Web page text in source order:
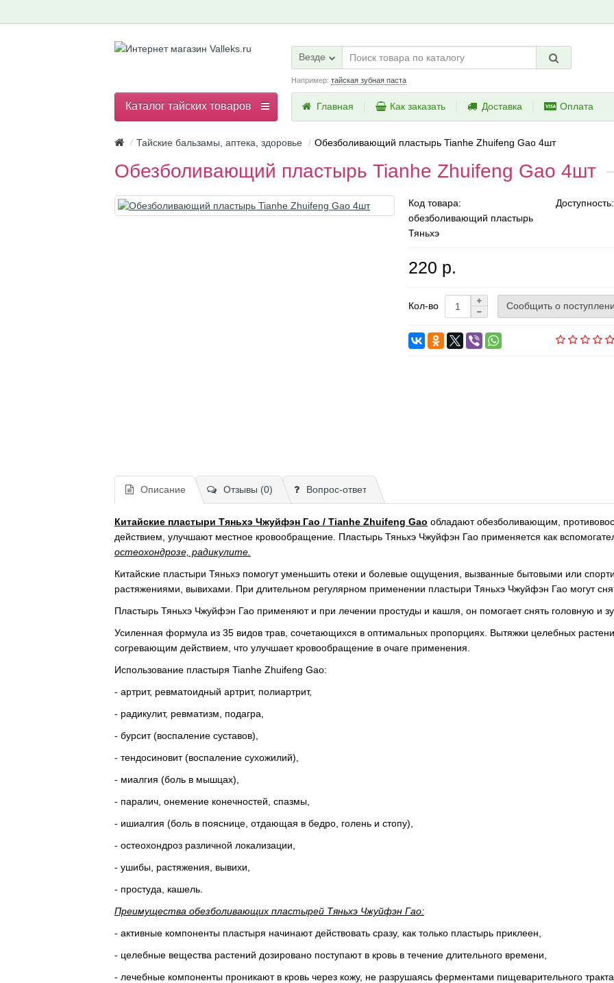
Везде
Например: тайская зубная паста
Главная Как заказать Доставка Оплата
Каталог тайских товаров
Тайские бальзамы, аптека, здоровье Обезболивающий пластырь Tianhe Zhuifeng Gao 4шт
Обезболивающий пластырь Tianhe Zhuifeng Gao 4шт
Код товара:
обезболивающий пластырь
Тяньхэ
220 р.
Кол-во Сообщить о
Описание Отзывы (0) Вопрос-ответ
Китайские пластыри Тяньхэ Чжуйфэн Гао / Tianhe Zhuifeng Gao обладают обезболивающим,
действием, улучшают местное кровообращение. Пластырь Тяньхэ Чжуйфэн Гао применяется как
остеохондрозе, радикулите.
Китайские пластыри Тяньхэ помогут уменьшить отеки и болевые ощущения, вызванные бытовыми или
растяжениями, вывихами. При длительном регулярном применении пластыри Тяньхэ Чжуйфэн Гао могут
Пластырь Тяньхэ Чжуйфэн Гао применяют и при лечении простуды и кашля, он помогает снять головную и
Усиленная формула из 35 видов трав, сочетающихся в оптимальных пропорциях. Вытяжки целебных
согревающим действием, что улучшает кровообращение в очаге применения.
Использование пластыря Tianhe Zhuifeng Gao:
- артрит, ревматоидный артрит, полиартрит,
- радикулит, ревматизм, подагра,
- бурсит (воспаление суставов),
- тендосиновит (воспаление сухожилий),
- миалгия (боль в мышцах),
- паралич, онемение конечностей, спазмы,
- ишиалгия (боль в пояснице, отдающая в бедро, голень и стопу),
- остеохондроз различной локализации,
- ушибы, растяжения, вывихи,
- простуда, кашель.
Преимущества обезболивающих пластырей Тяньхэ Чжуйфэн Гао:
- активные компоненты пластыря начинают действовать сразу, как только пластырь приклеен,
- целебные вещества растений дозировано поступают в кровь в течение длительного времени,
- лечебные компоненты проникают в кровь через кожу, не разрушаясь ферментами пищеварительного тракта,